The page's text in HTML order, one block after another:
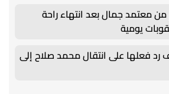
معتمد جمال بعد انتهاء راحة
يومية
رد فعلها على انتقال محمد صلاح إلى